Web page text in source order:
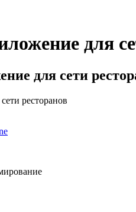
для
для сети